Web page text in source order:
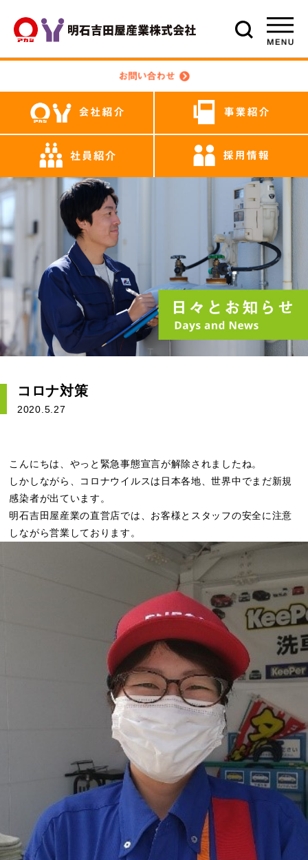
コロナ対策
2020.5.27
こんにちは、やっと緊急事態宣言が解除されましたね。
しかしながら、コロナウイルスは日本各地、世界中でまだ新規
感染者が出ています。
明石吉田屋産業の直営店では、お客様とスタッフの安全に注意
しながら営業しております。